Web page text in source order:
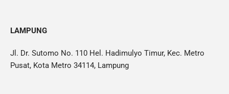
LAMPUNG
Jl. Dr. Sutomo No. 110 Hel. Hadimulyo Timur, Kec. Metro
Pusat, Kota Metro 34114, Lampung